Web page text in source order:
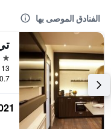
الفنادق الموصى بها
4 نجوم
0.7 كيلومتر عن وسط المدينة